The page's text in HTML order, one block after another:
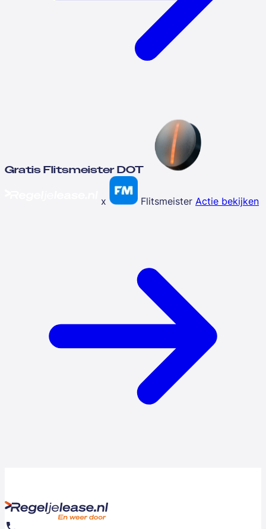
Gratis Flitsmeister DOT
x Flitsmeister Actie bekijken